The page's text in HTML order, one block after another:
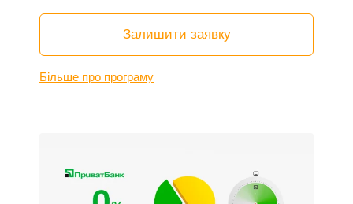
Залишити заявку
Більше про програму